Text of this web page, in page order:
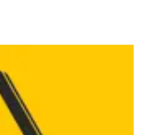
2026-08-08